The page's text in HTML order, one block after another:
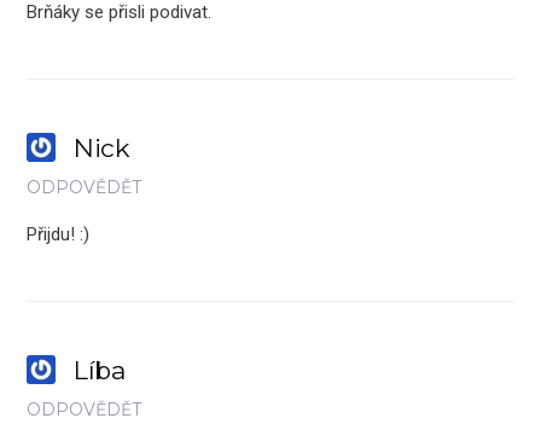
Brňáky se přisli podivat.
Nick
ODPOVĚDĚT
Přijdu! :)
Líba
ODPOVĚDĚT